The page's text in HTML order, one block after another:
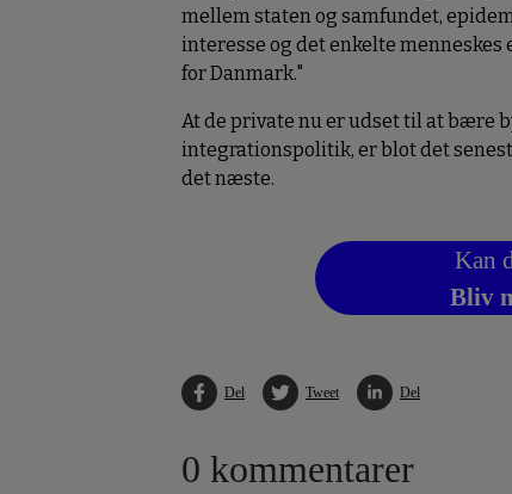
mellem staten og samfundet,
interesse og det enkelte menneskes
for Danmark."
At de private nu er udset til at bære
integrationspolitik, er blot det
det næste.
Kan
Bliv
Del Tweet Del
0 kommentarer